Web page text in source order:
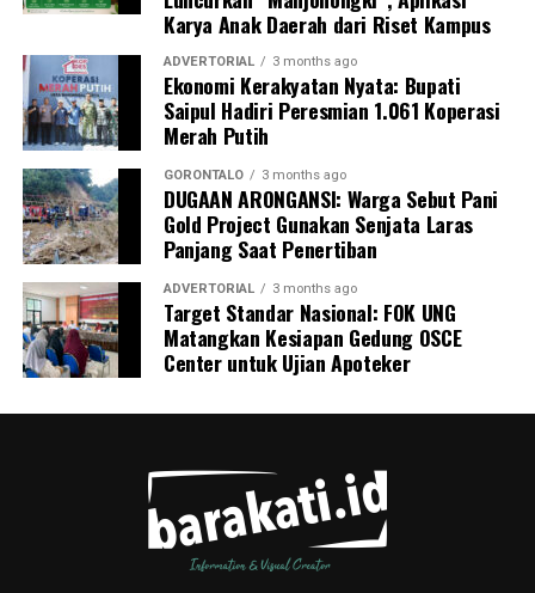
Karya Anak Daerah dari Riset Kampus
ADVERTORIAL 3 months ago
Ekonomi Kerakyatan Nyata: Bupati
Saipul Hadiri Peresmian 1.061 Koperasi
Merah Putih
GORONTALO 3 months ago
DUGAAN ARONGANSI: Warga Sebut Pani
Gold Project Gunakan Senjata Laras
Panjang Saat Penertiban
ADVERTORIAL 3 months ago
Target Standar Nasional: FOK UNG
Matangkan Kesiapan Gedung OSCE
Center untuk Ujian Apoteker